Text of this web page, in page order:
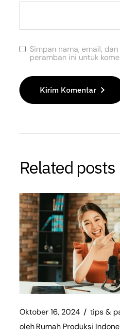
Simpan nama, email,
peramban ini untuk
Kirim Komentar
Related posts
Oktober 16, 2024
tips &
olehRumah Produksi